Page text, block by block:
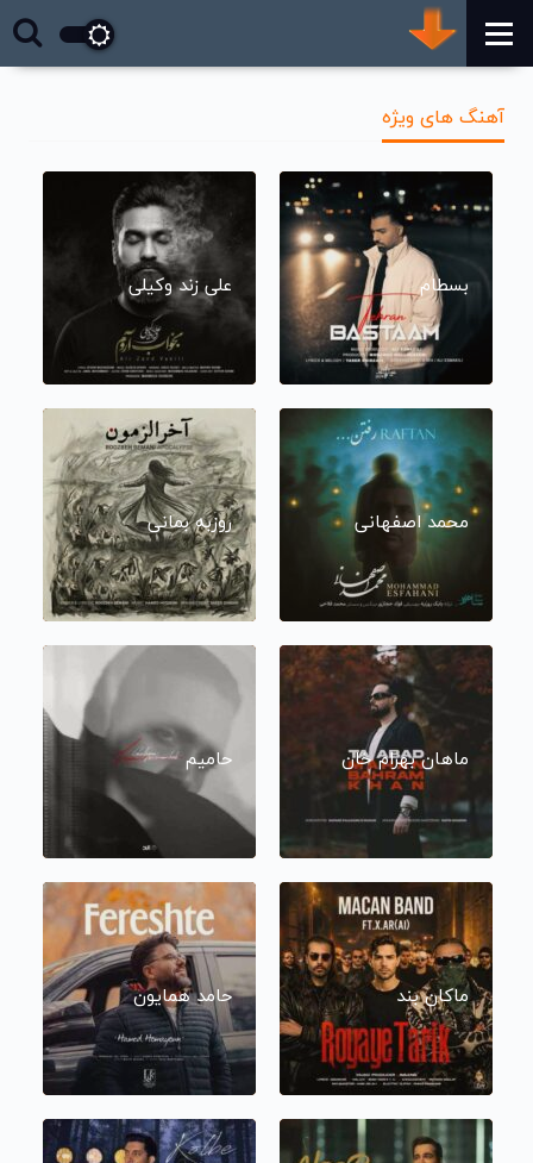
آهنگ های ویژه
بسطام علی زند وکیلی
محمد اصفهانی روزبه بمانی
ماهان بهرام خان حامیم
ماکان بند حامد همایون